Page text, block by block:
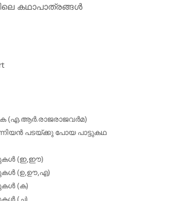
കഥാപാത്രങ്ങള്‍
(എ.ആര്‍.രാജരാജവര്‍മ)
പടയ്‌ക്കു പോയ പാട്ടുകഥ
(ഇ,ഈ)
(ഉ,ഊ,എ)
(ക)
(ച)